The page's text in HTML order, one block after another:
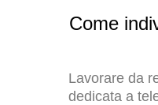
Come
Lavorare da
dedicata a